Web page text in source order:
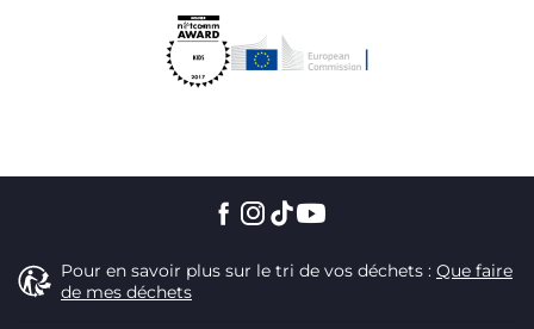
Pour en savoir plus sur le tri de vos déchets : Que faire
de mes déchets